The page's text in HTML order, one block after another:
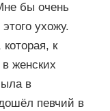
бы очень
ухожу.
к
женских
в
певчий в